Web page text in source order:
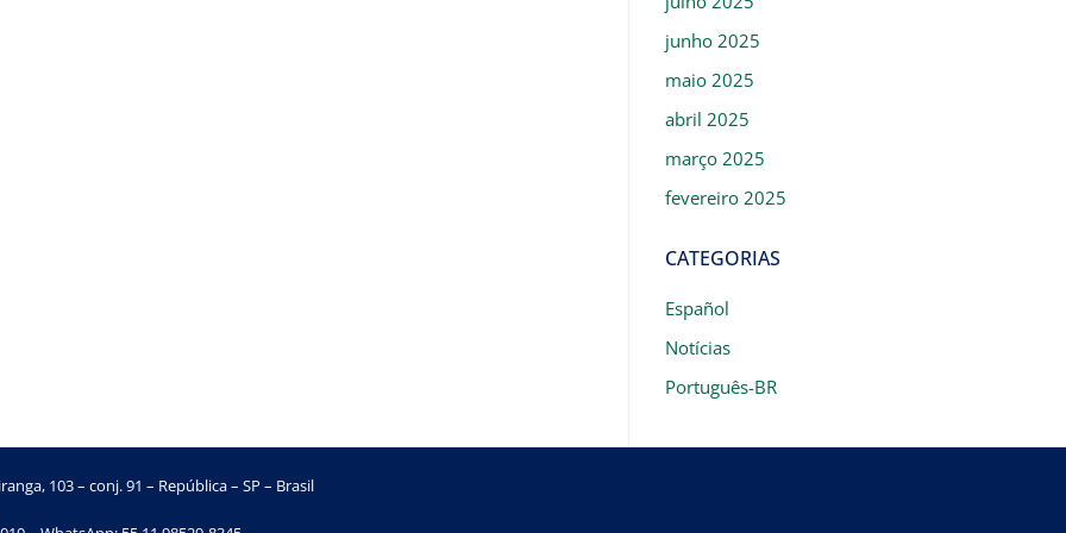
junho 2025
maio 2025
abril 2025
março 2025
fevereiro 2025
CATEGORIAS
Español
Notícias
Português-BR
103 – conj. 91 – República – SP – Brasil